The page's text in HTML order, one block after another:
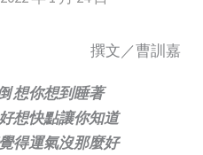
撰文／曹訓嘉
想你想到睡著
想快點讓你知道
得運氣沒那麼好